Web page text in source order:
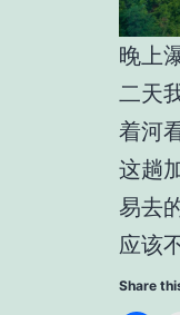
晚上
二天
着河
这趟
易去
应该
Share